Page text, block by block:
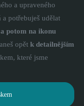
a upraveného
potřebuješ udělat
potom na ikonu
opět k detailnějším
které jsme